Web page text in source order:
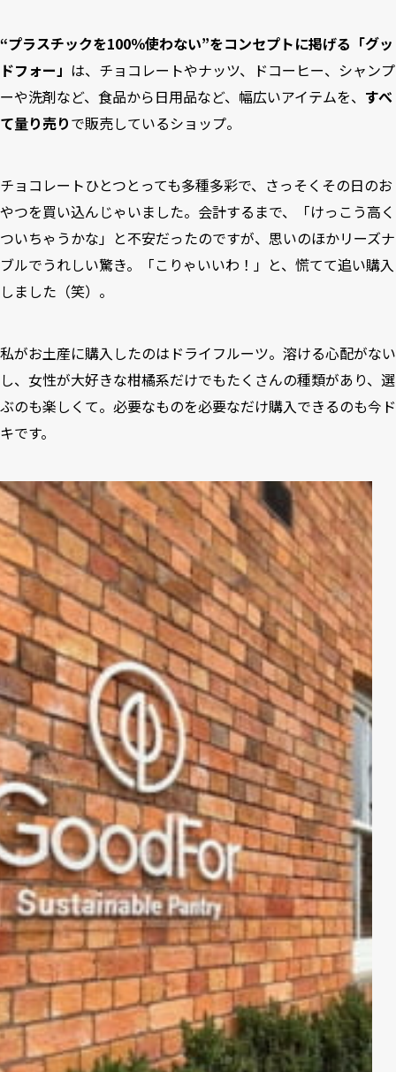
“プラスチックを100％使わない”をコンセプトに掲げる「グッ
ドフォー」 は、チョコレートやナッツ、ドコーヒー、シャンプ
ーや洗剤など、食品から日用品など、幅広いアイテムを、 すべ
て量り売りで販売しているショップ。
チョコレートひとつとっても多種多彩で、さっそくその日のお
やつを買い込んじゃいました。会計するまで、「けっこう高く
ついちゃうかな」と不安だったのですが、思いのほかリーズナ
ブルでうれしい驚き。「こりゃいいわ！」と、慌てて追い購入
しました（笑）。
私がお土産に購入したのはドライフルーツ。溶ける心配がない
し、女性が大好きな柑橘系だけでもたくさんの種類があり、選
ぶのも楽しくて。必要なものを必要なだけ購入できるのも今ド
キです。